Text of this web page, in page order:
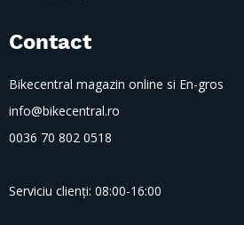
Contact
Bikecentral magazin online si En-gros
info@bikecentral.ro
0036 70 802 0518
Serviciu clienți: 08:00-16:00